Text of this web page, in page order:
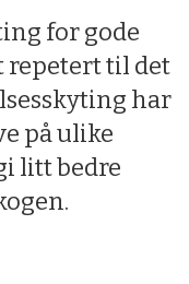
for gode
repetert til det
har
på ulike
litt bedre